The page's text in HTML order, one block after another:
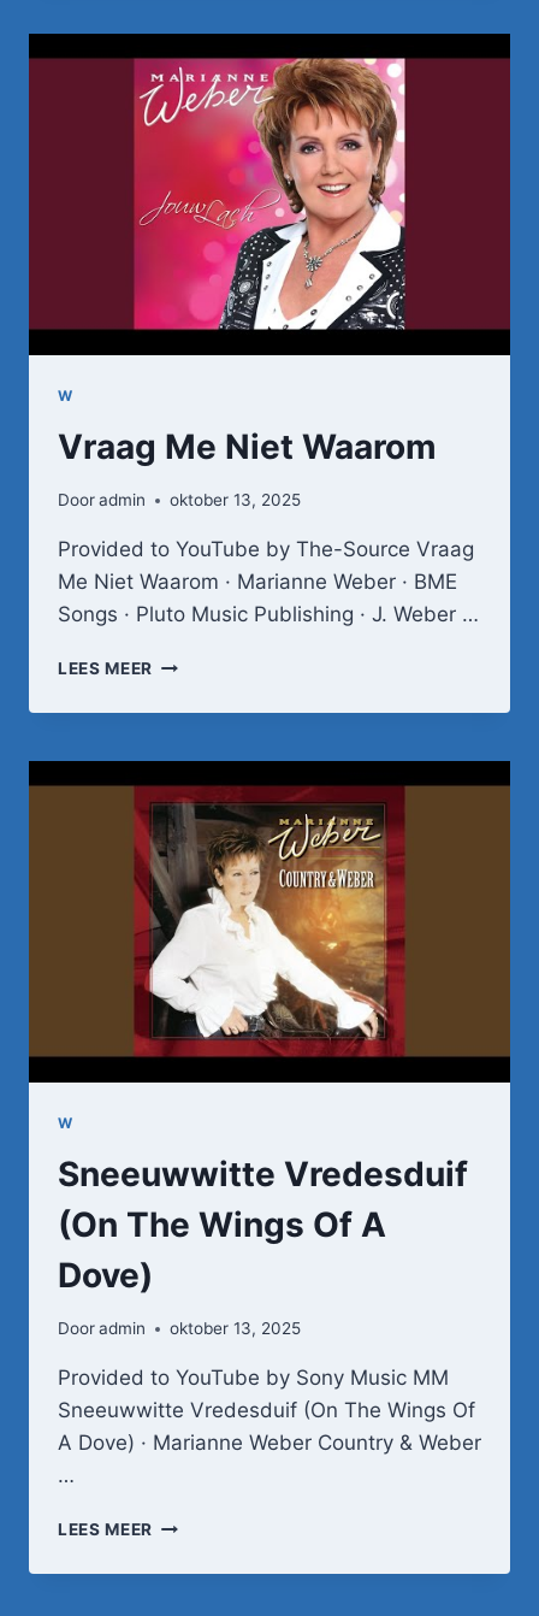
DE
BEVER
–
DENK
KEER
AAN
W
Vraag Me Niet Waarom
Dooradmin oktober 13, 2025
Provided to YouTube by The-Source Vraag
Me Niet Waarom · Marianne Weber · BME
Songs · Pluto Music Publishing · J. Weber …
LEES MEER VRAAG
NIET
W
Sneeuwwitte Vredesduif
(On The Wings Of A
Dove)
Dooradmin oktober 13, 2025
Provided to YouTube by Sony Music MM
Sneeuwwitte Vredesduif (On The Wings Of
A Dove) · Marianne Weber Country & Weber
…
LEES MEER SNEEUWWITTE
(ON